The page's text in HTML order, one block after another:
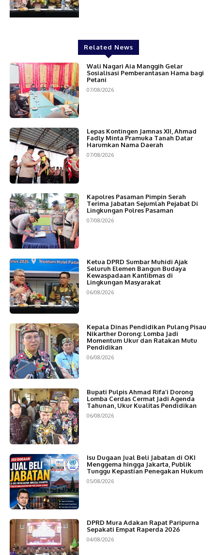
Related News
Wali Nagari Aia Manggih Gelar
Sosialisasi Pemberantasan Hama bagi
Petani
07/08/2026
Lepas Kontingen Jamnas XII, Ahmad
Fadly Minta Pramuka Tanah Datar
Harumkan Nama Daerah
07/08/2026
Kapolres Pasaman Pimpin Serah
Terima Jabatan Sejumlah Pejabat Di
Lingkungan Polres Pasaman
07/08/2026
Ketua DPRD Sumbar Muhidi Ajak
Seluruh Elemen Bangun Budaya
Kewaspadaan Kantibmas di
Lingkungan Masyarakat
06/08/2026
Kepala Dinas Pendidikan Pulang Pisau
Nikarther Dorong: Lomba Jadi
Momentum Ukur dan Ratakan Mutu
Pendidikan
06/08/2026
Bupati Pulpis Ahmad Rifa’i Dorong
Lomba Cerdas Cermat Jadi Agenda
Tahunan, Ukur Kualitas Pendidikan
06/08/2026
Isu Dugaan Jual Beli Jabatan di OKI
Menggema hingga Jakarta, Publik
Tunggu Kepastian Penegakan Hukum
05/08/2026
DPRD Mura Adakan Rapat Paripurna
Sepakati Empat Raperda 2026
04/08/2026